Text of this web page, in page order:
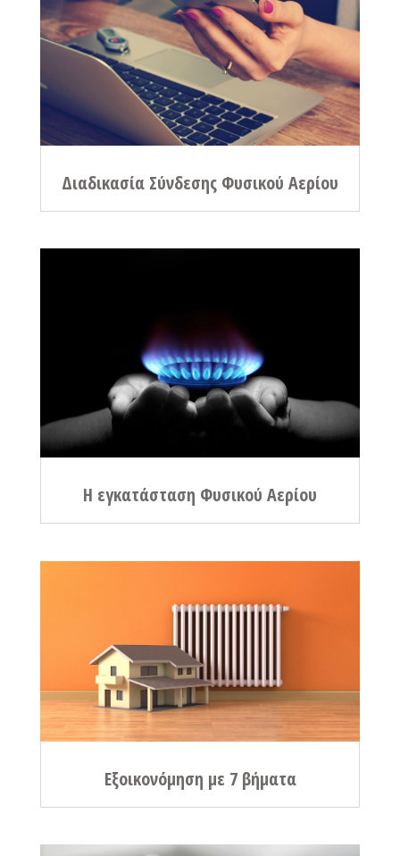
Διαδικασία Σύνδεσης Φυσικού Αερίου
Η εγκατάσταση Φυσικού Αερίου
Εξοικονόμηση με 7 βήματα